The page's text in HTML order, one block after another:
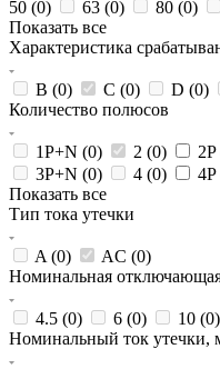
50 (0) 63 (0) 80 (0)
Показать все
Характеристика
B (0) C (0) D (0)
Количество полюсов
1P+N (0) 2 (0) 2P
3P+N (0) 4 (0) 4P
Показать все
Тип тока утечки
A (0) AC (0)
Номинальная
4.5 (0) 6 (0) 10 (0)
Номинальный ток утечки,